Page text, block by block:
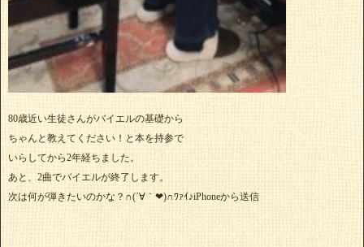
80歳近い生徒さんがバイエルの基礎から
ちゃんと教えてください！と本を持参で
いらしてから2年経ちました。
あと、2曲でバイエルが終了します。
次は何が弾きたいのかな？∩(´∀｀❤)∩ﾜｧｲ♪iPhoneから送信